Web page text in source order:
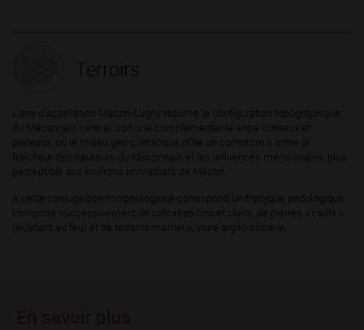
Terroirs
L’aire d’appellation Mâcon-Lugny résume la configuration topographique
du Mâconnais central, soit une complémentarité entre coteaux et
plateaux, où le milieu géo-climatique offre un compromis entre la
fraîcheur des hauteurs du Mâconnais et les influences méridionales, plus
perceptible aux environs immédiats de Mâcon.
À cette conjugaison morphologique correspond un triptyque pédologique
composé successivement de calcaires fins et clairs, de pierres « caille »
(éclatant au feu) et de terrains marneux, voire argilo-siliceux.